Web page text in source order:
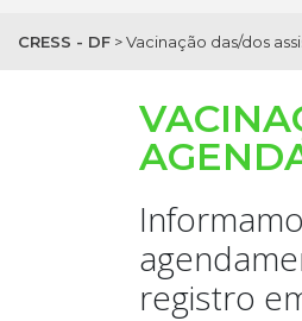
CRESS - DF >Vacinação das/dos
registro